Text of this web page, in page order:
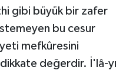
gibi büyük bir zafer
bu cesur
mefkûresini
değerdir. İ'lâ-yı